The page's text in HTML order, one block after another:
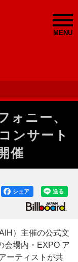
MENU
ォニー、
ンサート
催
送る
シェア
）主催の公式文
会場内・EXPO ア
ーティストが共